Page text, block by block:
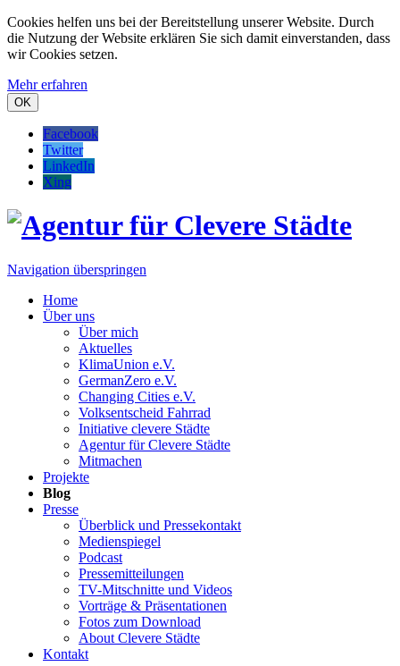
Cookies helfen uns bei der Bereitstellung unserer Website. Durch
die Nutzung der Website erklären Sie sich damit einverstanden, dass
wir Cookies setzen.
Mehr erfahren
OK
Facebook
Twitter
LinkedIn
Xing
Navigation überspringen
Home
Über uns
Über mich
Aktuelles
KlimaUnion e.V.
GermanZero e.V.
Changing Cities e.V.
Volksentscheid Fahrrad
Initiative clevere Städte
Agentur für Clevere Städte
Mitmachen
Projekte
Blog
Presse
Überblick und Pressekontakt
Medienspiegel
Podcast
Pressemitteilungen
TV-Mitschnitte und Videos
Vorträge & Präsentationen
Fotos zum Download
About Clevere Städte
Kontakt